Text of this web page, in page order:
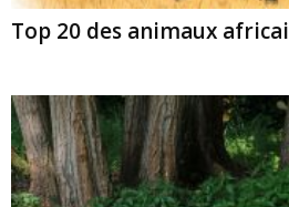
Top 20 des animaux